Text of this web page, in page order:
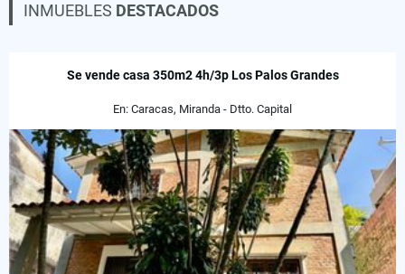
INMUEBLES DESTACADOS
Se vende casa 350m2 4h/3p Los Palos Grandes
En: Caracas, Miranda - Dtto. Capital